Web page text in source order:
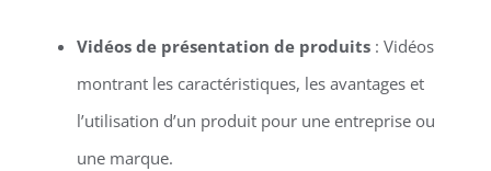
Vidéos de présentation de produits: Vidéos
montrant les caractéristiques, les avantages et
l’utilisation d’un produit pour une entreprise ou
une marque.